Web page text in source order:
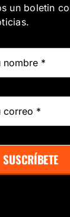
un boletin
SUSCRÍBETE